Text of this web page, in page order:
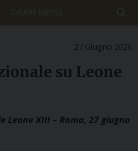
ORARI MESSE
27 Giugno 2026
su Leone
XIII – Roma, 27 giugno